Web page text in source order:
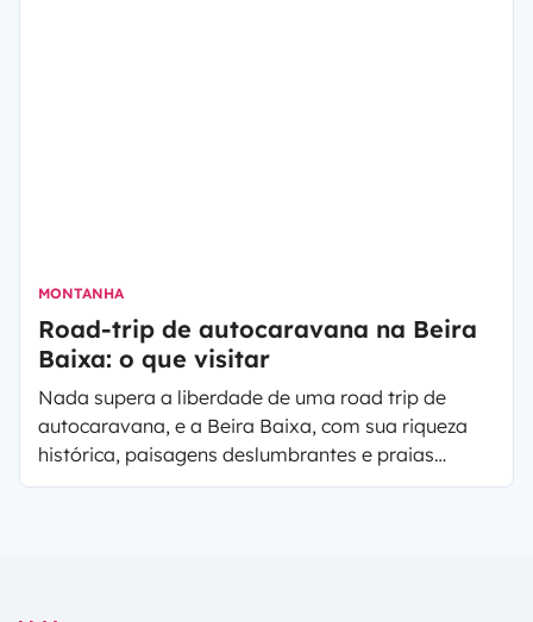
MONTANHA
Road-trip de autocaravana na Beira
Baixa: o que visitar
Nada supera a liberdade de uma road trip de
autocaravana, e a Beira Baixa, com sua riqueza
histórica, paisagens deslumbrantes e praias
fluviais encantadoras, é o cenário perfeito para